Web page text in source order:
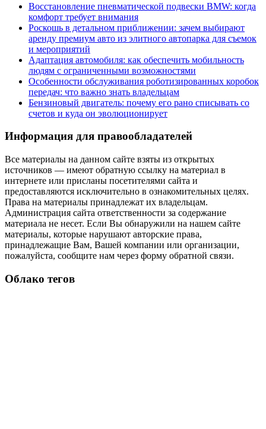
Восстановление пневматической подвески BMW: когда
комфорт требует внимания
Роскошь в детальном приближении: зачем выбирают
аренду премиум авто из элитного автопарка для съемок
и мероприятий
Адаптация автомобиля: как обеспечить мобильность
людям с ограниченными возможностями
Особенности обслуживания роботизированных коробок
передач: что важно знать владельцам
Бензиновый двигатель: почему его рано списывать со
счетов и куда он эволюционирует
Информация для правообладателей
Все материалы на данном сайте взяты из открытых
источников — имеют обратную ссылку на материал в
интернете или присланы посетителями сайта и
предоставляются исключительно в ознакомительных целях.
Права на материалы принадлежат их владельцам.
Администрация сайта ответственности за содержание
материала не несет. Если Вы обнаружили на нашем сайте
материалы, которые нарушают авторские права,
принадлежащие Вам, Вашей компании или организации,
пожалуйста, сообщите нам через форму обратной связи.
Облако тегов